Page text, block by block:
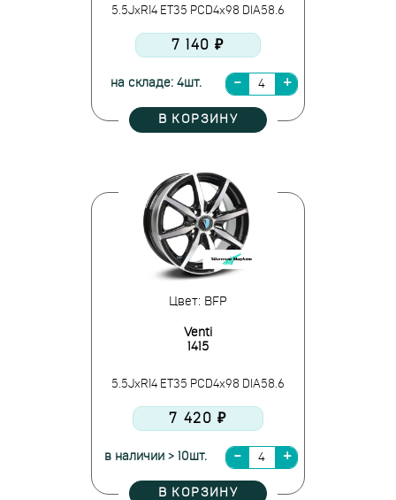
5.5JxR14 ET35 PCD4x98 DIA58.6
7 140 ₽
на складе: 4шт.
В КОРЗИНУ
Цвет: BFP
Venti
1415
5.5JxR14 ET35 PCD4x98 DIA58.6
7 420 ₽
в наличии > 10шт.
В КОРЗИНУ